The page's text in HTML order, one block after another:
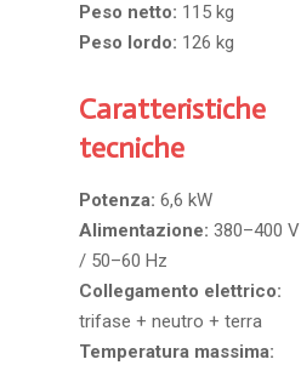
Peso netto: 115 kg
Peso lordo: 126 kg
Caratteristiche
tecniche
Potenza: 6,6 kW
Alimentazione: 380–400 V
/ 50–60 Hz
Collegamento elettrico:
trifase + neutro + terra
Temperatura massima: